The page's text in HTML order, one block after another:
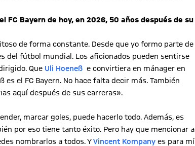
FC Bayern de hoy, en 2026, 50 años después de su
de forma constante. Desde que yo formo parte de
del fútbol mundial. Los aficionados pueden sentirse
Que Uli Hoeneß e convirtiera en mánager en
el FC Bayern. No hace falta decir más. También
aquí después de sus carreras».
marcar goles, puede hacerlo todo. Además, es
por eso tiene tanto éxito. Pero hay que mencionar a
nombrarlos a todos. Y Vincent Kompany es para mí